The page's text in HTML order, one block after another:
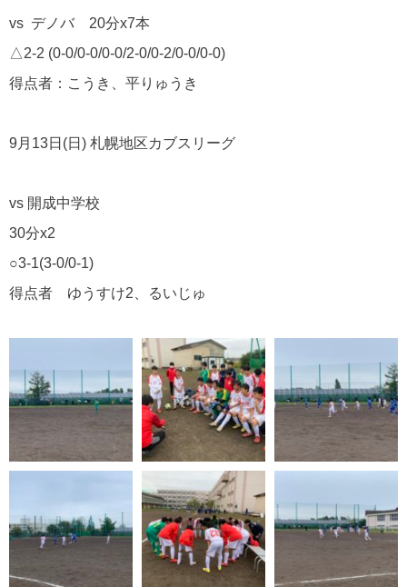
vs デノバ 20分x7本
△2-2 (0-0/0-0/0-0/2-0/0-2/0-0/0-0)
得点者：こうき、平りゅうき
9月13日(日) 札幌地区カブスリーグ
vs 開成中学校
30分x2
○3-1(3-0/0-1)
得点者 ゆうすけ2、るいじゅ